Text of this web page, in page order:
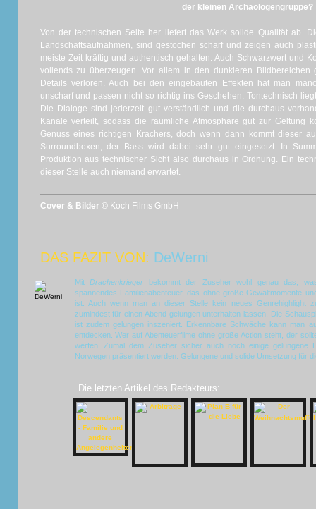
der kleinen Archäologengruppe?
Von der technischen Seite her liefert das Werk solide Qualität ab.
Landschaftsaufnahmen, sind gestochen scharf und zeigen auch
meiste Zeit kräftig und authentisch gehalten. Auch Schwarzwert und
vollends zu überzeugen. Vor allem in den dunkleren
Details verloren. Auch bei den eingebauten Effekten hat man
unscharf und passen nicht so richtig ins Geschehen. Tontechnisch
Die Dialoge sind jederzeit gut verständlich und die durchaus
Kanäle verteilt, sodass die räumliche Atmosphäre gut zur Geltung
Genuss eines richtigen Krachers, doch wenn dann kommt dieser
Surroundboxen, der Bass wird dabei sehr gut eingesetzt. In
Produktion aus technischer Sicht also durchaus in Ordnung. Ein
dieser Stelle auch niemand erwartet.
Cover & Bilder © Koch Films GmbH
DAS FAZIT VON: DeWerni
MitDrachenkrieger bekommt der Zuseher wohl genau das,
spannendes Familienabenteuer, das ohne große Gewaltmomente
ist. Auch wenn man an dieser Stelle kein neues Genrehighlight
zumindest für einen Abend gelungen unterhalten lassen. Die
ist zudem gelungen inszeniert. Erkennbare Schwäche kann man
entdecken. Wer auf Abenteuerfilme ohne große Action steht, der
werfen. Zumal dem Zuseher sicher auch noch einige gelungene
Norwegen präsentiert werden. Gelungene und solide Umsetzung für
Die letzten Artikel des Redakteurs: